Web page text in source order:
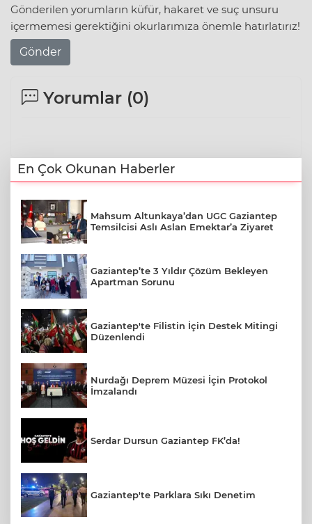
Gönderilen yorumların küfür, hakaret ve suç unsuru
içermemesi gerektiğini okurlarımıza önemle hatırlatırız!
Gönder
Yorumlar (0)
En Çok Okunan Haberler
Mahsum Altunkaya’dan UGC Gaziantep
Temsilcisi Aslı Aslan Emektar’a Ziyaret
Gaziantep’te 3 Yıldır Çözüm Bekleyen
Apartman Sorunu
Gaziantep'te Filistin İçin Destek Mitingi
Düzenlendi
Nurdağı Deprem Müzesi İçin Protokol
İmzalandı
Serdar Dursun Gaziantep FK’da!
Gaziantep'te Parklara Sıkı Denetim